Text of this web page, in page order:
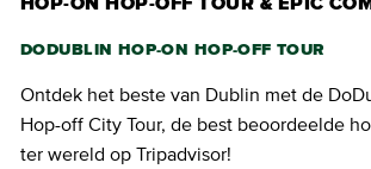
DODUBLIN HOP-ON HOP-OFF TOUR
Ontdek het beste van Dublin met de
Hop-off City Tour, de best beoordeelde
ter wereld op Tripadvisor!